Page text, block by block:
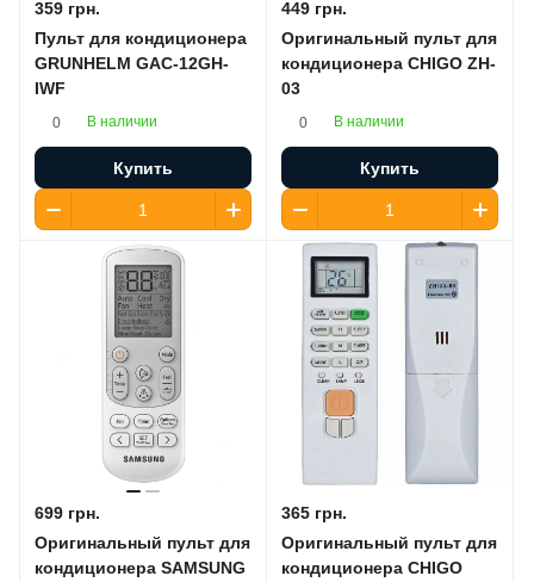
359 грн.
Пульт для кондиционера
GRUNHELM GAC-12GH-
IWF
0 В наличии
Купить
449 грн.
Оригинальный пульт для
кондиционера CHIGO ZH-
03
0 В наличии
Купить
699 грн.
Оригинальный пульт для
кондиционера SAMSUNG
365 грн.
Оригинальный пульт для
кондиционера CHIGO